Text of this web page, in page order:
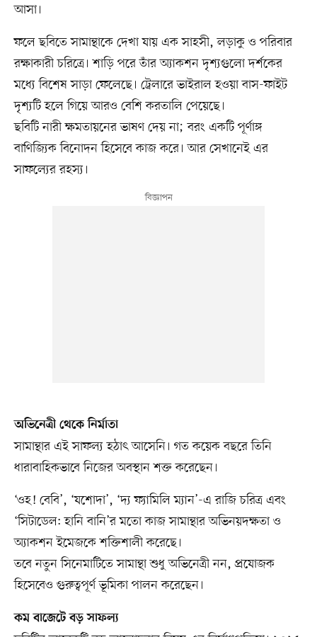
আসা।
ফলে ছবিতে সামান্থাকে দেখা যায় এক সাহসী, লড়াকু ও পরিবার
রক্ষাকারী চরিত্রে। শাড়ি পরে তাঁর অ্যাকশন দৃশ্যগুলো দর্শকের
মধ্যে বিশেষ সাড়া ফেলেছে। ট্রেলারে ভাইরাল হওয়া বাস-ফাইট
দৃশ্যটি হলে গিয়ে আরও বেশি করতালি পেয়েছে।
ছবিটি নারী ক্ষমতায়নের ভাষণ দেয় না; বরং একটি পূর্ণাঙ্গ
বাণিজ্যিক বিনোদন হিসেবে কাজ করে। আর সেখানেই এর
সাফল্যের রহস্য।
অভিনেত্রী থেকে নির্মাতা
সামান্থার এই সাফল্য হঠাৎ আসেনি। গত কয়েক বছরে তিনি
ধারাবাহিকভাবে নিজের অবস্থান শক্ত করেছেন।
‘ওহ! বেবি’, ‘যশোদা’, ‘দ্য ফ্যামিলি ম্যান’-এ রাজি চরিত্র এবং
‘সিটাডেল: হানি বানি’র মতো কাজ সামান্থার অভিনয়দক্ষতা ও
অ্যাকশন ইমেজকে শক্তিশালী করেছে।
তবে নতুন সিনেমাটিতে সামান্থা শুধু অভিনেত্রী নন, প্রযোজক
হিসেবেও গুরুত্বপূর্ণ ভূমিকা পালন করেছেন।
কম বাজেটে বড় সাফল্য